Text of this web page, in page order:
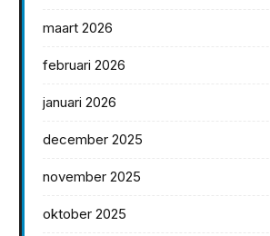
maart 2026
februari 2026
januari 2026
december 2025
november 2025
oktober 2025